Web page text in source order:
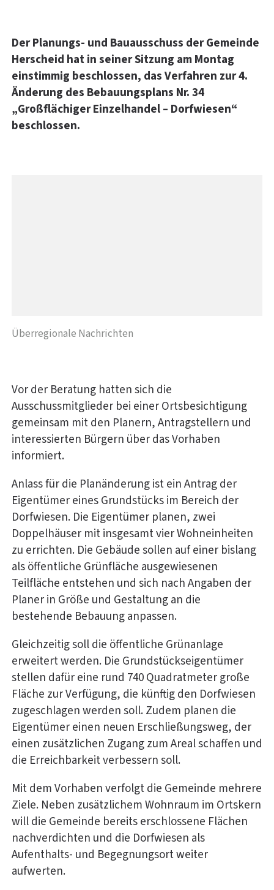
Der Planungs- und Bauausschuss der Gemeinde
Herscheid hat in seiner Sitzung am Montag
einstimmig beschlossen, das Verfahren zur 4.
Änderung des Bebauungsplans Nr. 34
„Großflächiger Einzelhandel – Dorfwiesen“
beschlossen.
Überregionale Nachrichten
Vor der Beratung hatten sich die
Ausschussmitglieder bei einer Ortsbesichtigung
gemeinsam mit den Planern, Antragstellern und
interessierten Bürgern über das Vorhaben
informiert.
Anlass für die Planänderung ist ein Antrag der
Eigentümer eines Grundstücks im Bereich der
Dorfwiesen. Die Eigentümer planen, zwei
Doppelhäuser mit insgesamt vier Wohneinheiten
zu errichten. Die Gebäude sollen auf einer bislang
als öffentliche Grünfläche ausgewiesenen
Teilfläche entstehen und sich nach Angaben der
Planer in Größe und Gestaltung an die
bestehende Bebauung anpassen.
Gleichzeitig soll die öffentliche Grünanlage
erweitert werden. Die Grundstückseigentümer
stellen dafür eine rund 740 Quadratmeter große
Fläche zur Verfügung, die künftig den Dorfwiesen
zugeschlagen werden soll. Zudem planen die
Eigentümer einen neuen Erschließungsweg, der
einen zusätzlichen Zugang zum Areal schaffen und
die Erreichbarkeit verbessern soll.
Mit dem Vorhaben verfolgt die Gemeinde mehrere
Ziele. Neben zusätzlichem Wohnraum im Ortskern
will die Gemeinde bereits erschlossene Flächen
nachverdichten und die Dorfwiesen als
Aufenthalts- und Begegnungsort weiter
aufwerten.